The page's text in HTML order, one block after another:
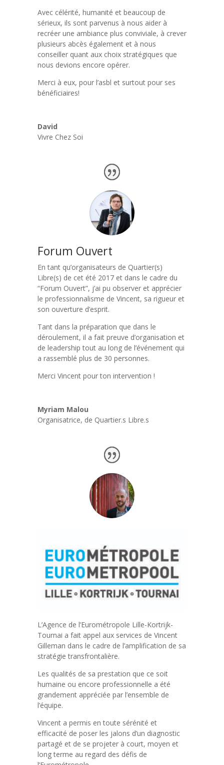
Avec célérité, humanité et beaucoup de
sérieux, ils sont parvenus à nous aider à
recréer une ambiance plus conviviale, à crever
plusieurs abcès également et à nous
conseiller quant aux choix stratégiques que
nous devions encore opérer.
Merci à eux, pour l’asbl et surtout pour ses
bénéficiaires!
David
Vivre Chez Soi
Forum Ouvert
En tant qu’organisateurs de Quartier(s)
Libre(s) de cet été 2017 et dans le cadre du
“Forum Ouvert”, j’ai pu observer et apprécier
le professionnalisme de Vincent, sa rigueur et
son ouverture d’esprit.
Tant dans la préparation que dans le
déroulement, il a fait preuve d’organisation et
de leadership tout au long de l’événement qui
a rassemblé plus de 30 personnes.
Merci Vincent pour ton intervention !
Myriam Malou
Organisatrice, de Quartier.s Libre.s
L’Agence de l’Eurométropole Lille-Kortrijk-
Tournai a fait appel aux services de Vincent
Gilleman dans le cadre de l’amplification de sa
stratégie transfrontalière.
Les qualités de sa prestation que ce soit
humaine ou encore professionnelle a été
grandement appréciée par l’ensemble de
l’équipe.
Vincent a permis en toute sérénité et
efficacité de poser les jalons d’un diagnostic
partagé et de se projeter à court, moyen et
long terme au regard des défis de